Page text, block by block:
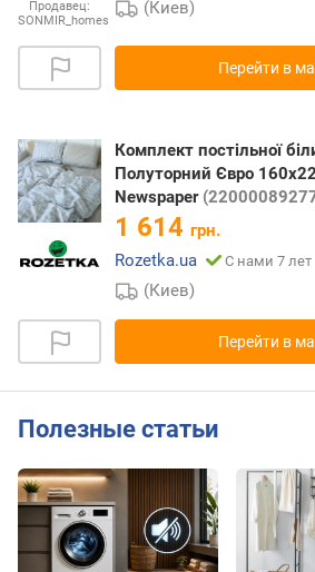
Продавец:
SONMIR_homes
(Киев)
Перейти в
Комплект постільної
Полуторний Євро
Newspaper
1 614 грн.
Rozetka.ua
С нами 7 лет
(Киев)
Перейти в
Полезные статьи